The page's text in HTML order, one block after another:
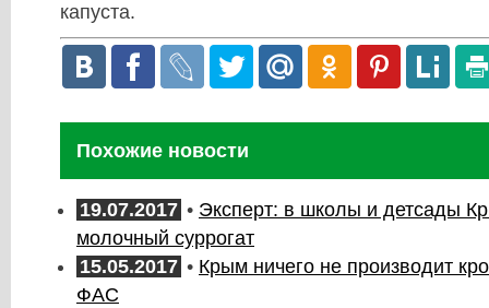
капуста.
Похожие новости
19.07.2017 • Эксперт: в школы и детсады
молочный суррогат
15.05.2017 • Крым ничего не производит
ФАС